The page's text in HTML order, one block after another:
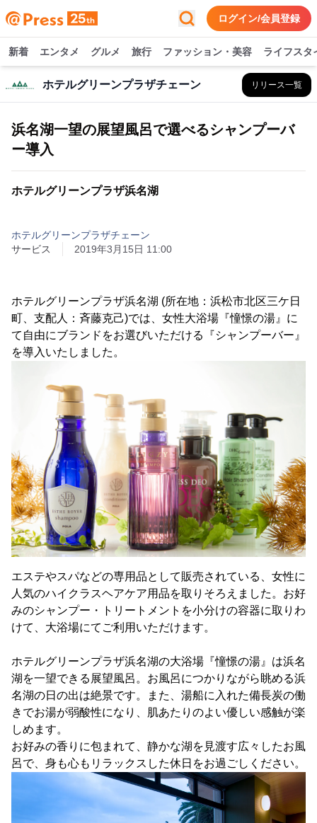
ログイン/会員登録
新着 エンタメ グルメ 旅行 ファッション・美容 ライフスタ
ホテルグリーンプラザチェーン リリース一覧
浜名湖一望の展望風呂で選べるシャンプーバ
ー導入
ホテルグリーンプラザ浜名湖
ホテルグリーンプラザチェーン
サービス
2019年3月15日 11:00
ホテルグリーンプラザ浜名湖 (所在地：浜松市北区三ケ日
町、支配人：斉藤克己)では、女性大浴場『憧憬の湯』に
て自由にブランドをお選びいただける『シャンプーバー』
を導入いたしました。
エステやスパなどの専用品として販売されている、女性に
人気のハイクラスヘアケア用品を取りそろえました。お好
みのシャンプー・トリートメントを小分けの容器に取りわ
けて、大浴場にてご利用いただけます。
ホテルグリーンプラザ浜名湖の大浴場『憧憬の湯』は浜名
湖を一望できる展望風呂。お風呂につかりながら眺める浜
名湖の日の出は絶景です。また、湯船に入れた備長炭の働
きでお湯が弱酸性になり、肌あたりのよい優しい感触が楽
しめます。
お好みの香りに包まれて、静かな湖を見渡す広々したお風
呂で、身も心もリラックスした休日をお過ごしください。